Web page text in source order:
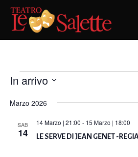
Eventi
In arrivo
la
Marzo 2026
SAB
14 LE SERVE DI JEAN GENET -
14 Marzo | 21:00 - 15 Marzo | 18:00